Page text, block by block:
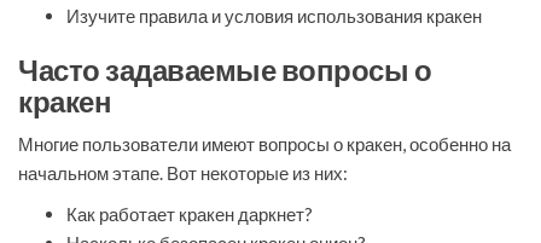
Изучите правила и условия использования кракен
Часто задаваемые вопросы о
кракен
Многие пользователи имеют вопросы о кракен, особенно на
начальном этапе. Вот некоторые из них:
Как работает кракен даркнет?